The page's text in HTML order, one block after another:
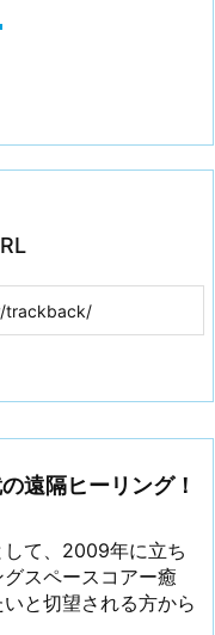
遠隔ヒーリング！
て、2009年に立ち
スペースコアー癒
と切望される方から